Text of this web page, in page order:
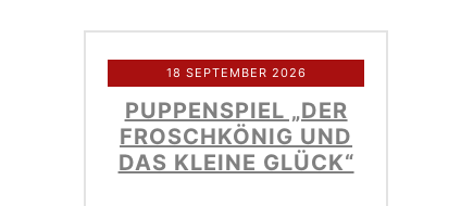
18 SEPTEMBER 2026
PUPPENSPIEL „DER
FROSCHKÖNIG UND
DAS KLEINE GLÜCK“